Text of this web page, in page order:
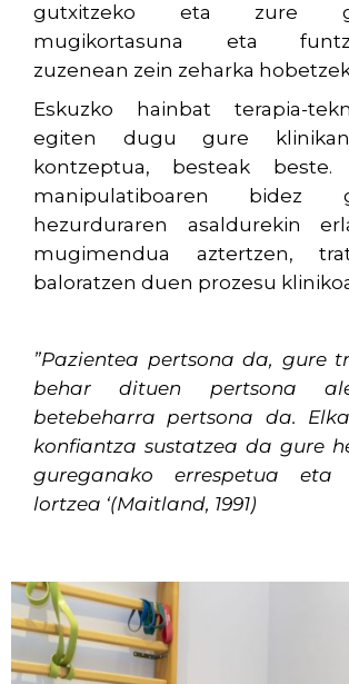
gutxitzeko eta zure
mugikortasuna eta
zuzenean zein zeharka
Eskuzko hainbat terapia-
egiten dugu gure
kontzeptua, besteak beste.
manipulatiboaren bidez
hezurduraren asaldurekin
mugimendua aztertzen,
baloratzen duen prozesu
”Pazientea pertsona da, gure
behar dituen pertsona
betebeharra pertsona da.
konfiantza sustatzea da gure
gureganako errespetua eta
lortzea ‘(Maitland, 1991)